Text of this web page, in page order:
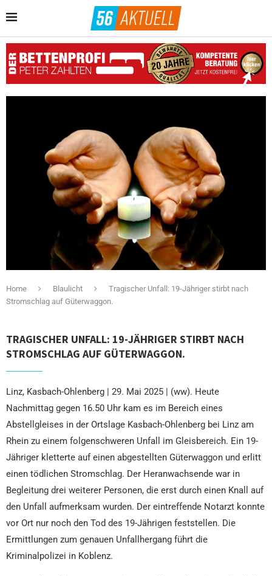
Home Blaulicht
Tragischer Unfall: 19-Jähriger stirbt nach
Stromschlag auf Güterwaggon.
TRAGISCHER UNFALL: 19-JÄHRIGER STIRBT NACH
STROMSCHLAG AUF GÜTERWAGGON.
Linz, Kasbach-Ohlenberg | 29. Mai 2025 | (ww). Heute
Nachmittag gegen 16.50 Uhr kam es im Bereich eines
Abstellgleises in der Ortslage Kasbach-Ohlenberg bei Linz am
Rhein zu einem folgenschweren Unfall im Gleisbereich. Ein 19-
Jähriger kletterte auf einen abgestellten Güterwaggon und erlitt
einen tödlichen Stromschlag. Der Heranwachsende war in
Begleitung drei weiterer Personen, die erst durch einen Knall auf
den Unfall aufmerksam wurden. Der eintreffende Notarzt konnte
vor Ort nur noch den Tod des 19-Jährigen feststellen. Die
Ermittlungen zum genauen Unfallhergang führt die
Kriminalpolizei in Koblenz.